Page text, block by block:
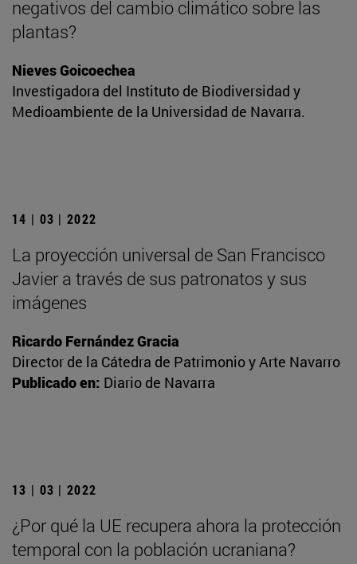
negativos del cambio climático sobre las
plantas?
Nieves Goicoechea
Investigadora del Instituto de Biodiversidad y
Medioambiente de la Universidad de Navarra.
14 | 03 | 2022
La proyección universal de San Francisco
Javier a través de sus patronatos y sus
imágenes
Ricardo Fernández Gracia
Director de la Cátedra de Patrimonio y Arte Navarro
Publicado en: Diario de Navarra
13 | 03 | 2022
¿Por qué la UE recupera ahora la protección
temporal con la población ucraniana?